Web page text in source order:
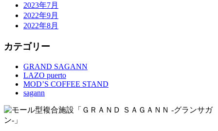
2023年7月
2022年9月
2022年8月
カテゴリー
GRAND SAGANN
LAZO puerto
MOD’S COFFEE STAND
sagann